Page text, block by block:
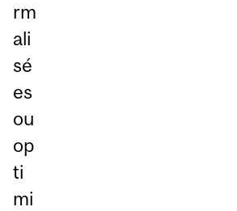
rm
ali
sé
es
ou
op
ti
mi